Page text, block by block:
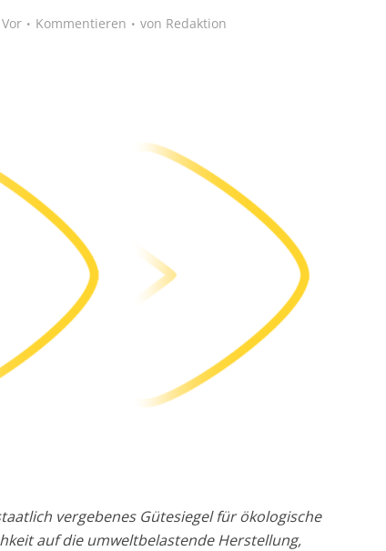
Kommentieren von Redaktion
vergebenes Gütesiegel für ökologische
auf die umweltbelastende Herstellung,